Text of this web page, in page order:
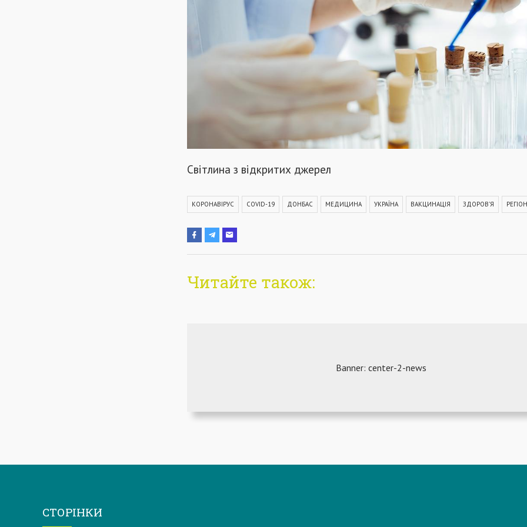
Світлина з відкритих джерел
КОРОНАВІРУС COVID-19 ДОНБАС МЕДИЦИНА УКРАЇНА ВАКЦИНАЦІЯ ЗДОРОВ'Я РЕГІОН
Читайте також:
СТОРІНКИ